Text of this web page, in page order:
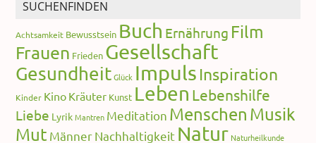
SUCHENFINDEN
Achtsamkeit Bewusstsein Buch Ernährung Film
Frauen Frieden Gesellschaft
Gesundheit Glück Impuls Inspiration
Kinder Kino Kräuter Kunst Leben Lebenshilfe
Liebe Lyrik Mantren Meditation Menschen Musik
Mut MännerNachhaltigkeit Natur Naturheilkunde